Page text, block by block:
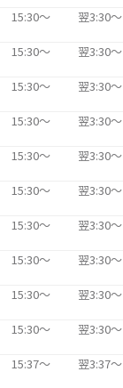
15:30〜
翌3:30〜
15:30〜
翌3:30〜
15:30〜
翌3:30〜
15:30〜
翌3:30〜
15:30〜 翌3:30〜
15:30〜 翌3:30〜
15:30〜
翌3:30〜
15:30〜
翌3:30〜
15:30〜
翌3:30〜
15:30〜
翌3:30〜
15:37〜
翌3:37〜